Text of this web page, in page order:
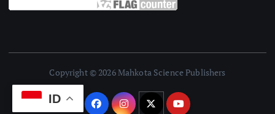
Copyright © 2026 Mahkota Science Publishers
ID